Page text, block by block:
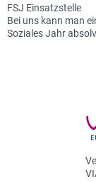
FSJ Einsatzstelle
Bei uns kann man
Soziales Jahr